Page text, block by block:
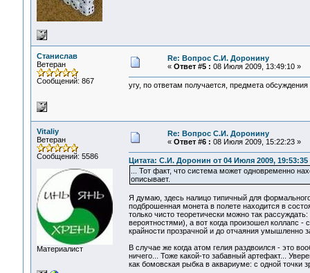
Станислав
Ветеран
Сообщений: 867
Re: Вопрос С.И. Доронину
« Ответ #5 : 08 Июля 2009, 13:49:10 »
угу, по ответам получается, предмета
Vitaliy
Ветеран
Сообщений: 5586
Материалист
Re: Вопрос С.И. Доронину
« Ответ #6 : 08 Июля 2009, 15:22:23 »
Цитата: С.И. Доронин от 04 Июля 2009, 19:53:35
... Тот факт, что система может одновременно
описывает.
Я думаю, здесь налицо типичный для
подброшенная монета в полете находится в
только чисто теоретически можно так
вероятностями), а вот когда произошел коллапс -
крайности прозрачной и до отчаяния умышленно
В случае же когда атом гелия раздвоился - это
ничего... Тоже какой-то забавный артефакт...
как бомовская рыбка в аквариуме: с одной точки